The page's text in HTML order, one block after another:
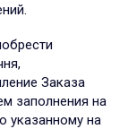
Заказа
заполнения на
указанному на